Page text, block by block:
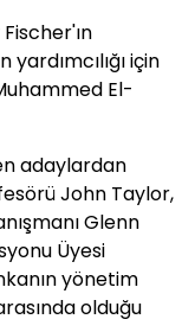
için
El-
adaylardan
John Taylor,
Glenn
Üyesi
yönetim
olduğu